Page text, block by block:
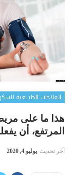
هذا ما على
المرتفع، أن
آخر تحديث يوليو 4, 2020